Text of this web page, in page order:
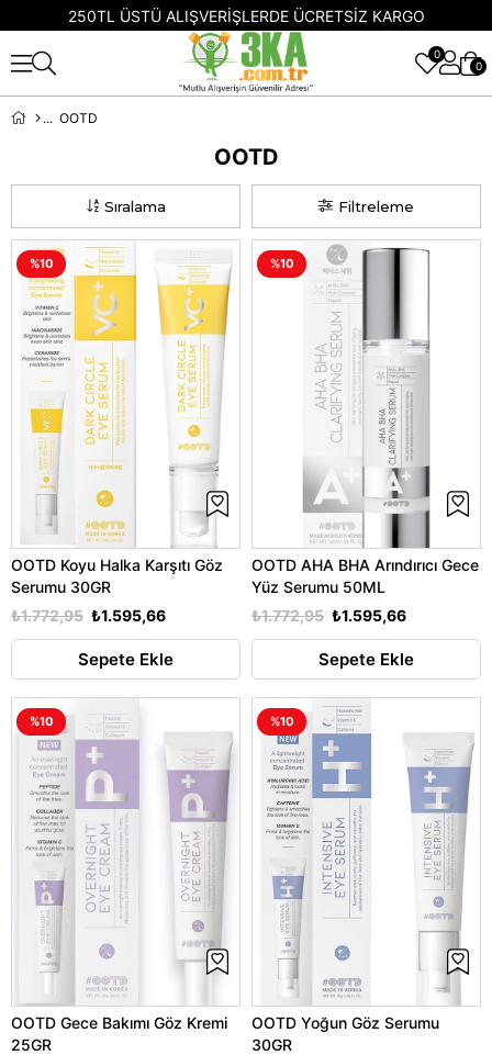
250TL ÜSTÜ ALIŞVERİŞLERDE ÜCRETSİZ KARGO
0
0
OOTD
OOTD
Filtreleme
Sıralama
OOTD Koyu Halka Karşıtı Göz
Serumu 30GR
₺1.595,66
₺1.772,95
Sepete Ekle
%10
OOTD AHA BHA Arındırıcı Gece
Yüz Serumu 50ML
₺1.595,66
₺1.772,95
Sepete Ekle
%10
OOTD Gece Bakımı Göz Kremi
25GR
%10
OOTD Yoğun Göz Serumu
30GR
%10